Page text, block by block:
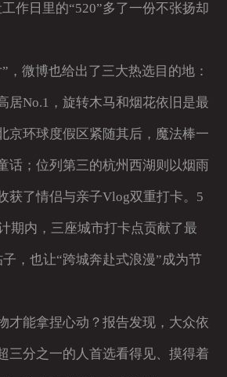
作日里的“520”多了一份不张扬却
微博也给出了三大热选目的地：
居No.1，旋转木马和烟花依旧是最
京环球度假区紧随其后，魔法棒一
话；位列第三的杭州西湖则以烟雨
获了情侣与亲子Vlog双重打卡。5
期内，三座城市打卡点贡献了最
，也让“跨城奔赴式浪漫”成为节
能拿捏心动？报告发现，大众依
三分之一的人首选看得见、摸得着